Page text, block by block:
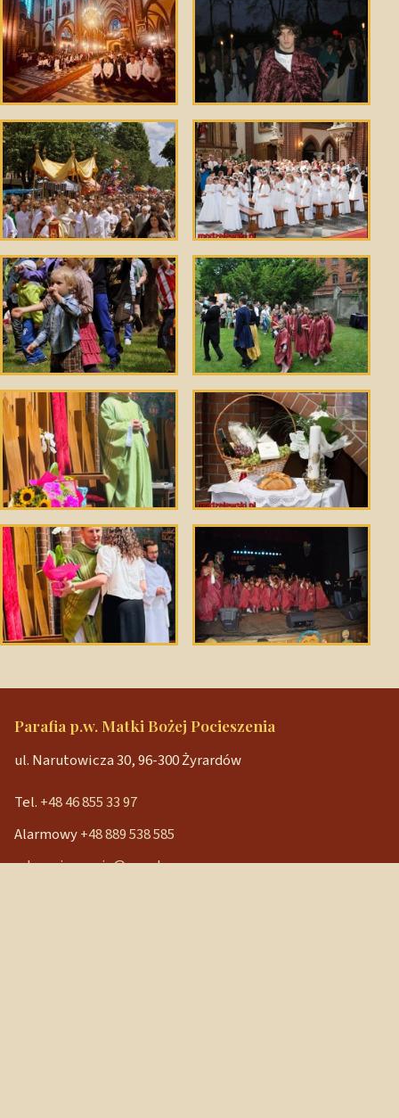
Parafia p.w. Matki Bożej Pocieszenia
ul. Narutowicza 30, 96-300 Żyrardów
Tel. +48 46 855 33 97
Alarmowy+48 889 538 585
mbpocieszenia@wp.pl